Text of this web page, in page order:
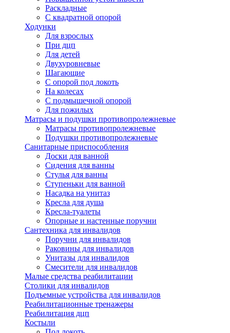
Раскладные
С квадратной опорой
Ходунки
Для взрослых
При дцп
Для детей
Двухуровневые
Шагающие
С опорой под локоть
На колесах
С подмышечной опорой
Для пожилых
Матрасы и подушки противопролежневые
Матрасы противопролежневые
Подушки противопролежневые
Санитарные приспособления
Доски для ванной
Сидения для ванны
Стулья для ванны
Ступеньки для ванной
Насадка на унитаз
Кресла для душа
Кресла-туалеты
Опорные и настенные поручни
Сантехника для инвалидов
Поручни для инвалидов
Раковины для инвалидов
Унитазы для инвалидов
Смесители для инвалидов
Малые средства реабилитации
Столики для инвалидов
Подъемные устройства для инвалидов
Реабилитационные тренажеры
Реабилитация дцп
Костыли